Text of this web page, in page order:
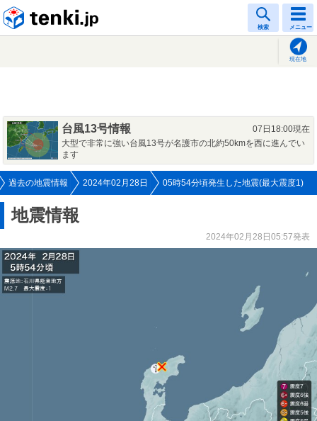
検索 メニュー
現在地
台風13号情報
07日18:00現在
大型で非常に強い台風13号が名護市の北約50kmを西に進んでい
ます
過去の地震情報 2024年02月28日 05時54分頃発生した地震(最大震度1)
地震情報
2024年02月28日05:57発表